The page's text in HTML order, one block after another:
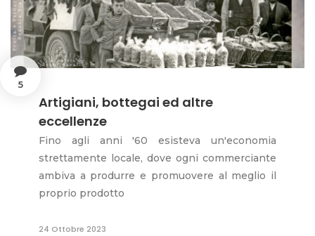
5
Artigiani, bottegai ed altre
eccellenze
Fino agli anni '60 esisteva un'economia
strettamente locale, dove ogni commerciante
ambiva a produrre e promuovere al meglio il
proprio prodotto
24 Ottobre 2023